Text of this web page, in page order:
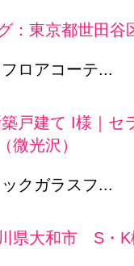
：東京都世田谷
ロアコーテ...
戸建て I様｜セ
微光沢）
クガラスフ...
県大和市 S・K